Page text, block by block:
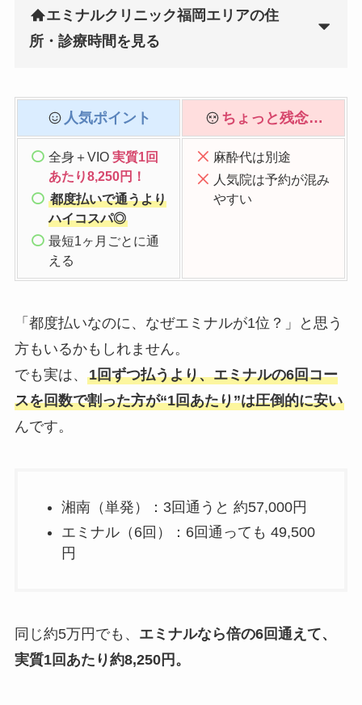
エミナルクリニック福岡エリアの住
所・診療時間を見る
人気ポイント ちょっと残念…
全身＋VIO 実質1回
あたり8,250円！
都度払いで通うより
ハイコスパ◎
最短1ヶ月ごとに通
える
麻酔代は別途
人気院は予約が混み
やすい
「都度払いなのに、なぜエミナルが1位？」と思う
方もいるかもしれません。
でも実は、 1回ずつ払うより、エミナルの6回コー
スを回数で割った方が“1回あたり”は圧倒的に安い
んです。
湘南（単発）：3回通うと 約57,000円
エミナル（6回）：6回通っても 49,500
円
同じ約5万円でも、 エミナルなら倍の6回通えて、
実質1回あたり約8,250円。